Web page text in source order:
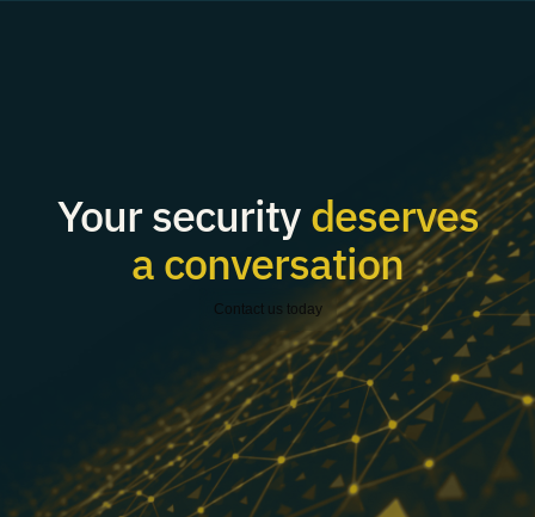
Your securitydeserves
a conversation
Contact us today